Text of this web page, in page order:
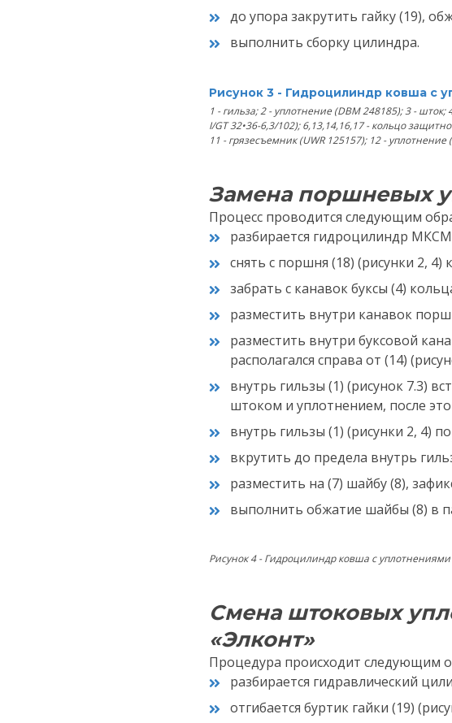
до упора закрутить гайку (19),
выполнить сборку цилиндра.
Рисунок 3 - Гидроцилиндр ковша с
1 - гильза; 2 - уплотнение (DBM 248185); 3 -
I/GT 32•36-6,3/102); 6,13,14,16,17 - кольцо
11 - грязесъемник (UWR 125157); 12 -
Замена поршневых
Процесс проводится следующим
разбирается гидроцилиндр
снять с поршня (18) (рисунки 2,
забрать с канавок буксы (4)
разместить внутри канавок
разместить внутри буксовой
располагался справа от (14)
внутрь гильзы (1) (рисунок 7.3)
штоком и уплотнением, после
внутрь гильзы (1) (рисунки 2, 4)
вкрутить до предела внутрь
разместить на (7) шайбу (8),
выполнить обжатие шайбы (8) в
Рисунок 4 - Гидроцилиндр ковша с
Смена штоковых
«Элконт»
Процедура происходит следующим
разбирается гидравлический
отгибается буртик гайки (19)